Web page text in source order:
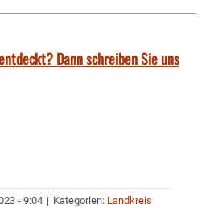
Dann schreiben Sie uns
- 9:04 | Kategorien: Landkreis